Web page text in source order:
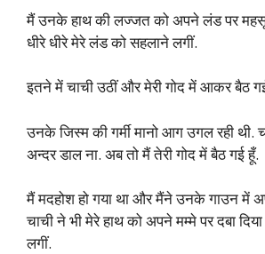
मैं उनके हाथ की लज्जत को अपने लंड पर
धीरे धीरे मेरे लंड को सहलाने लगीं.
इतने में चाची उठीं और मेरी गोद में आकर बैठ
उनके जिस्म की गर्मी मानो आग उगल रही थी.
अन्दर डाल ना. अब तो मैं तेरी गोद में बैठ गई हूँ.
मैं मदहोश हो गया था और मैंने उनके गाउन में
चाची ने भी मेरे हाथ को अपने मम्मे पर दबा
लगीं.